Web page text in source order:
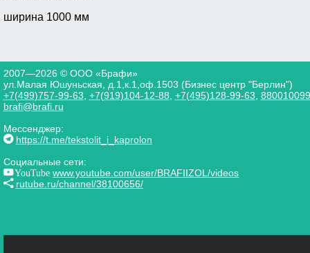
ширина 1000 мм
2007—2026 © ООО «Брафи»
ул.Малая Юшуньская, д.1,к.1,оф.1503 (Бизнес центр "Берлин")
+7(499)757-99-63 +7(919)104-12-88 +7(495)128-99-63
brafi@brafi.ru
Мессенджер:
https://t.me/tekstolit_i_kaprolon
Социальные сети:
YouTube www.youtube.com/user/BRAFIIZOL/videos
rutube.ru/channel/38100656/